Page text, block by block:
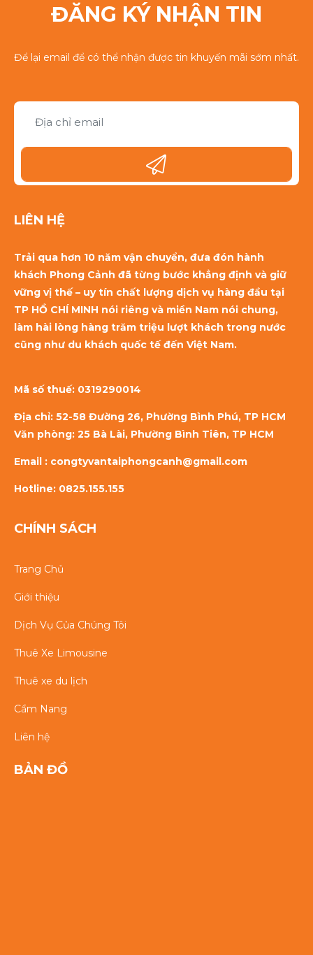
ĐĂNG KÝ NHẬN TIN
Để lại email để có thể nhận được tin khuyến mãi sớm nhất.
LIÊN HỆ
Trải qua hơn 10 năm vận chuyển, đưa đón hành
khách Phong Cảnh đã từng bước khẳng định và giữ
vững vị thế – uy tín chất lượng dịch vụ hàng đầu tại
TP HỒ CHÍ MINH nói riêng và miền Nam nói chung,
làm hài lòng hàng trăm triệu lượt khách trong nước
cũng như du khách quốc tế đến Việt Nam.
Mã số thuế: 0319290014
Địa chỉ: 52-58 Đường 26, Phường Bình Phú, TP HCM
Văn phòng: 25 Bà Lài, Phường Bình Tiên, TP HCM
Email : congtyvantaiphongcanh@gmail.com
Hotline: 0825.155.155
CHÍNH SÁCH
Trang Chủ
Giới thiệu
Dịch Vụ Của Chúng Tôi
Thuê Xe Limousine
Thuê xe du lịch
Cẩm Nang
Liên hệ
BẢN ĐỒ